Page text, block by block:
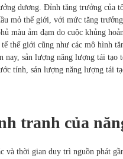
dương. Đỉnh tăng trưởng của
mỏ thế giới, với mức tăng
màu ảm đạm do cuộc khủng
thế giới cũng như các mô hình
nay, sản lượng năng lượng tái
tính, sản lượng năng lượng tái
tranh của
và thời gian duy trì nguồn phát